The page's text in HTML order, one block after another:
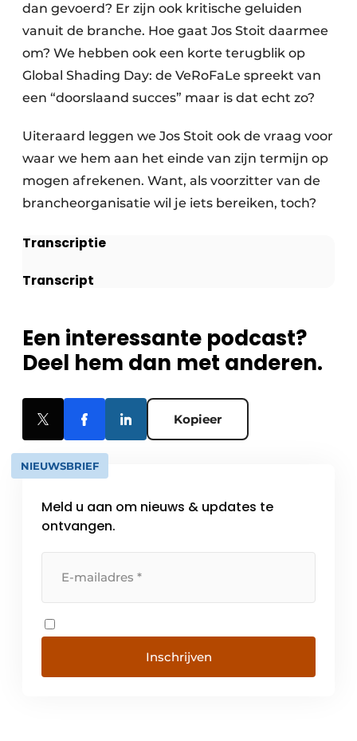
dan gevoerd? Er zijn ook kritische geluiden
vanuit de branche. Hoe gaat Jos Stoit daarmee
om? We hebben ook een korte terugblik op
Global Shading Day: de VeRoFaLe spreekt van
een “doorslaand succes” maar is dat echt zo?
Uiteraard leggen we Jos Stoit ook de vraag voor
waar we hem aan het einde van zijn termijn op
mogen afrekenen. Want, als voorzitter van de
brancheorganisatie wil je iets bereiken, toch?
Transcriptie
Transcript
Een interessante podcast?
Deel hem dan met anderen.
Kopieer
NIEUWSBRIEF
Meld u aan om nieuws & updates te
ontvangen.
Inschrijven